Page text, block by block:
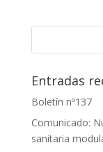
Entradas
Boletín nº137
Comunicado:
sanitaria